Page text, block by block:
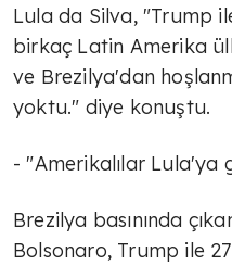
Lula da Silva, "Trump
birkaç Latin Amerika
ve Brezilya'dan
yoktu." diye konuştu.
- "Amerikalılar Lula'ya
Brezilya basınında
Bolsonaro, Trump ile